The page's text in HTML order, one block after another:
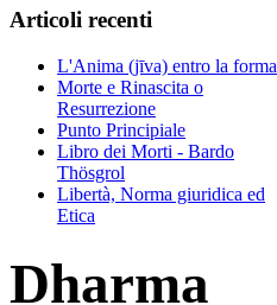
Articoli recenti
L'Anima (jīva) entro la forma
Morte e Rinascita o
Resurrezione
Punto Principiale
Libro dei Morti - Bardo
Thösgrol
Libertà, Norma giuridica ed
Etica
Dharma